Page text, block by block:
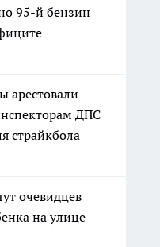
95-й бензин
арестовали
ДПС
страйкбола
очевидцев
на улице